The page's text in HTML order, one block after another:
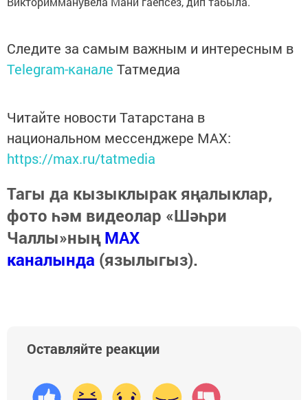
Следите за самым важным и интересным в
Telegram-канале Татмедиа
Читайте новости Татарстана в
национальном мессенджере MАХ:
https://max.ru/tatmedia
Тагы да кызыклырак яңалыклар,
фото һәм видеолар «Шәһри
Чаллы»ныңMAX
каналында (язылыгыз).
Оставляйте реакции